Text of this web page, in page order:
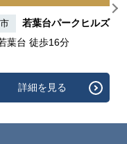
若葉台パークヒルズ
葉台 徒歩16分
詳細を見る